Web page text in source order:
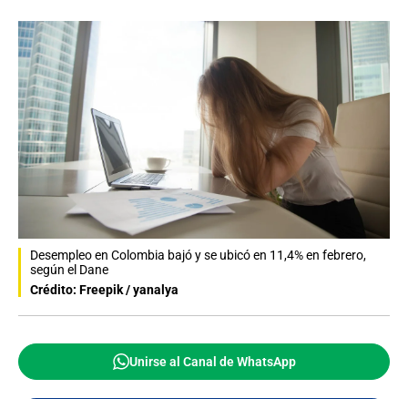
Desempleo en Colombia bajó y se ubicó en 11,4% en febrero,
según el Dane
Crédito: Freepik / yanalya
Unirse al Canal de WhatsApp